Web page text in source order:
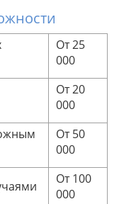
От 25
000
От 20
000
От 50
000
От 100
000